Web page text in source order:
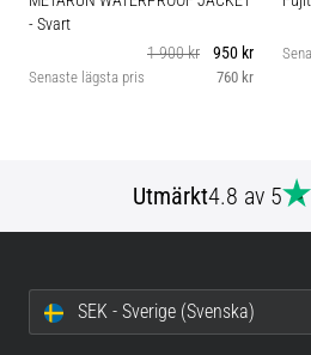
- Svart
1 900 kr
950 kr
Senaste lägsta pris 760 kr
Utmärkt4.8 av 5
SEK - Sverige (Svenska)